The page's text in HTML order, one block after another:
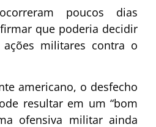
poucos dias
que poderia decidir
militares contra o
americano, o desfecho
resultar em um “bom
ofensiva militar ainda